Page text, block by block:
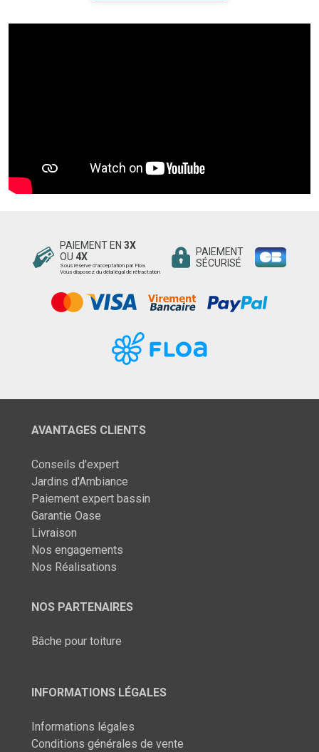
PAIEMENT EN 3X
OU 4X
Sous réserve d’acceptation par Floa.
Vous disposez du délai légal de rétractation
PAIEMENT
SÉCURISÉ
AVANTAGES CLIENTS
Conseils d'expert
Jardins d'Ambiance
Paiement expert bassin
Garantie Oase
Livraison
Nos engagements
Nos Réalisations
NOS PARTENAIRES
Bâche pour toiture
INFORMATIONS LÉGALES
Informations légales
Conditions générales de vente